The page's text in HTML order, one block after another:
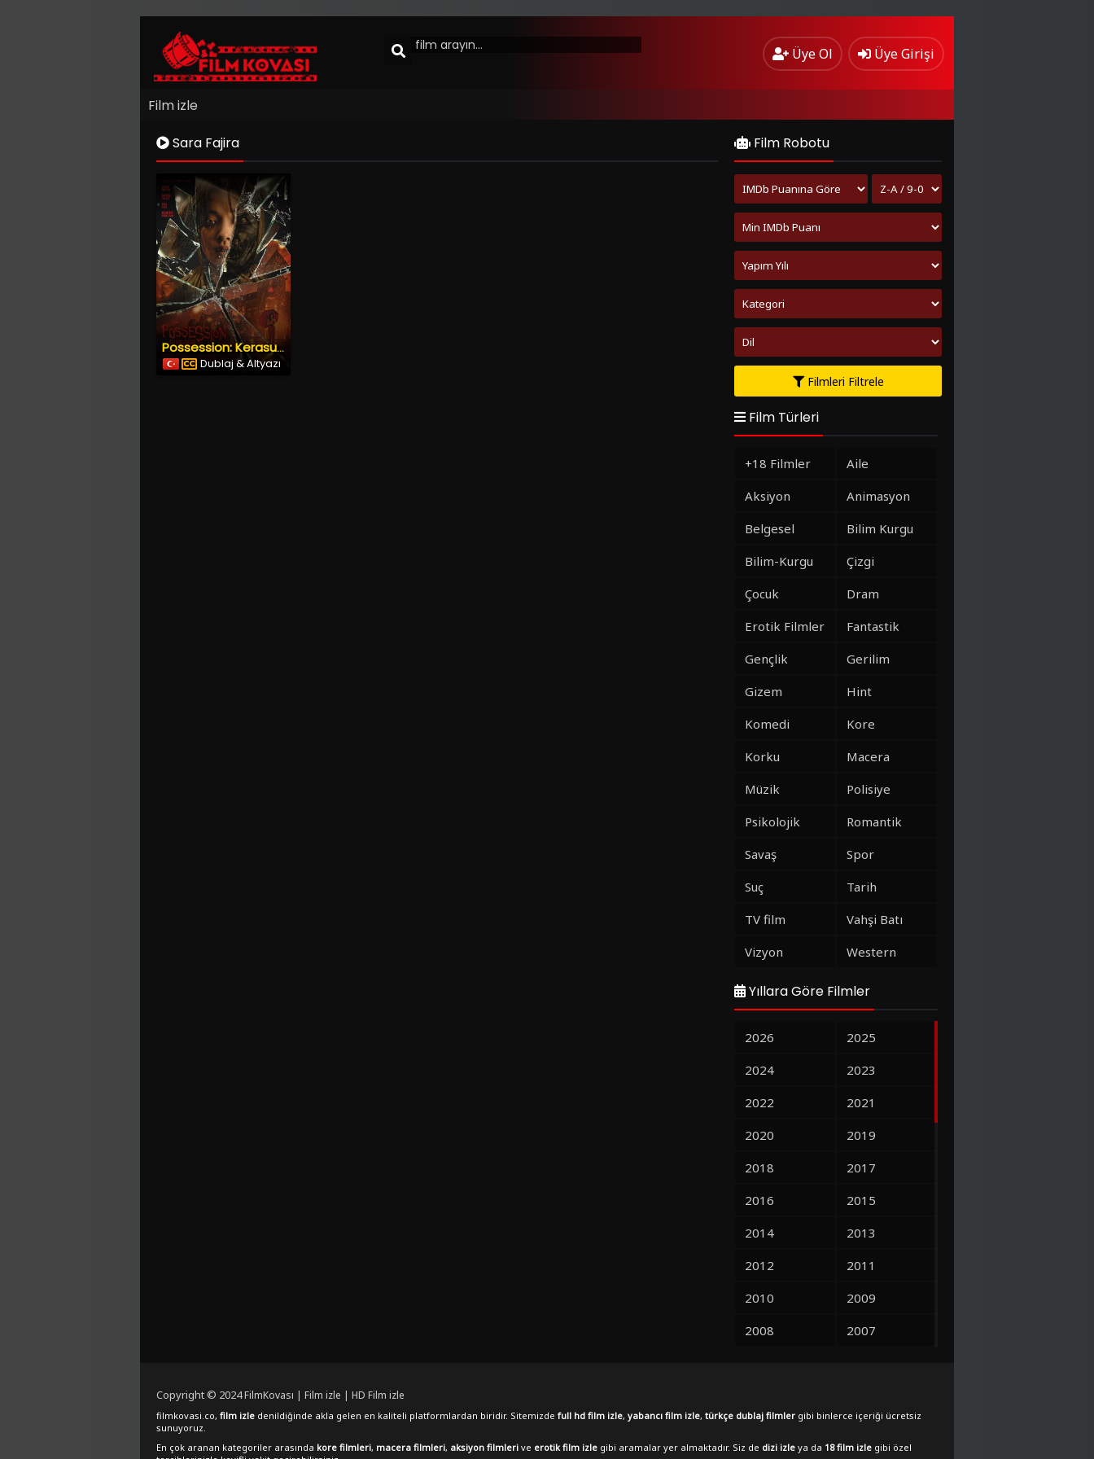
Üye Ol Üye Girişi
Film izle
Sara Fajira
Possession: Kerasukan (2024) İzle
Dublaj & Altyazı
Film Robotu
Filmleri Filtrele
Film Türleri
+18 Filmler
Aile
Aksiyon
Animasyon
Belgesel
Bilim Kurgu
Bilim-Kurgu
Çizgi
Çocuk
Dram
Erotik Filmler
Fantastik
Gençlik
Gerilim
Gizem
Hint
Komedi
Kore
Korku
Macera
Müzik
Polisiye
Psikolojik
Romantik
Savaş
Spor
Suç
Tarih
TV film
Vahşi Batı
Vizyon
Western
Yıllara Göre Filmler
2026
2025
2024
2023
2022
2021
2020
2019
2018
2017
2016
2015
2014
2013
2012
2011
2010
2009
2008
2007
Copyright © 2024FilmKovası | Film izle | HD Film izle
filmkovasi.co, film izle denildiğinde akla gelen en kaliteli platformlardan biridir. Sitemizde full hd film izle, yabancı film izle, türkçe dublaj filmler gibi binlerce içeriği ücretsiz
sunuyoruz.
En çok aranan kategoriler arasında kore filmleri, macera filmleri, aksiyon filmleri ve erotik film izle gibi aramalar yer almaktadır. Siz de dizi izle ya da 18 film izle gibi özel